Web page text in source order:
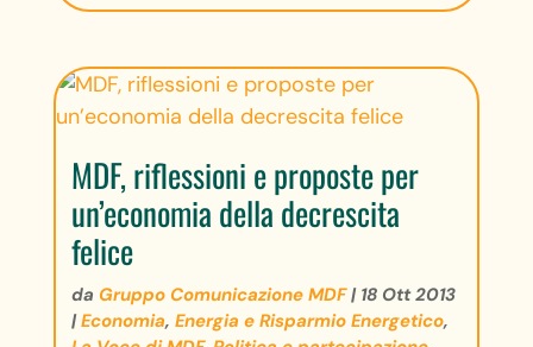
MDF, riflessioni e proposte per
un’economia della decrescita
felice
da Gruppo Comunicazione MDF| 18 Ott 2013
|Economia, Energia e Risparmio Energetico,